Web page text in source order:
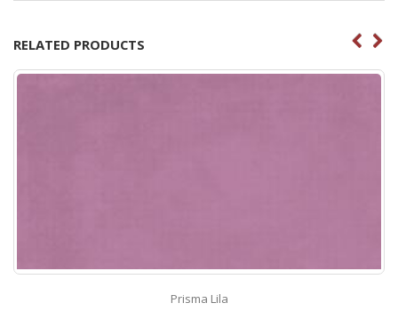
RELATED PRODUCTS
Portland Crema